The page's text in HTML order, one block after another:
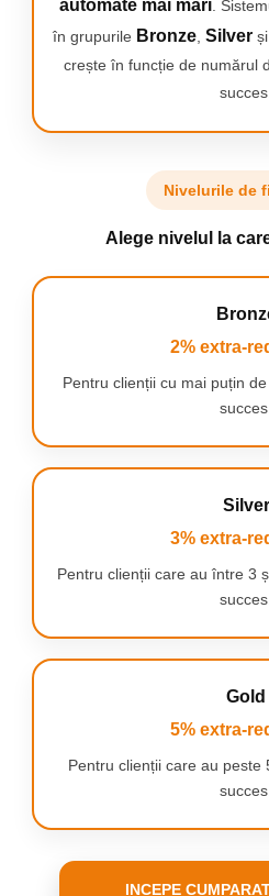
clătirea legumelor sau umplerea
ușoară.
Datorită butonului cu o singură
temperaturii și a intensității
mână. Aceasta este o soluție
semnificativ munca în bucătărie -
singură mână ocupată.
folosit la capătul gurii de
aerul, ceea ce reduce consumul de
procente. Jetul delicat și uniform nu
automate mai mari.
în grupurile Bronze Silver și
crește în funcție de numărul
succes.
Nivelurile de
Alege nivelul la
2% extra-
Pentru clienții cu mai puțin
succes.
Silver
3% extra-
Pentru clienții care au între 3
succes.
Gold
5% extra-
Pentru clienții care au peste
succes.
INCEPE